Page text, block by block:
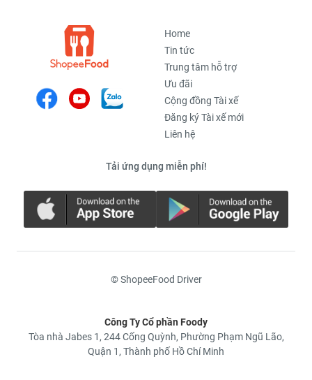
Home
Tin tức
Trung tâm hỗ trợ
Ưu đãi
Cộng đồng Tài xế
Đăng ký Tài xế mới
Liên hệ
Tải ứng dụng miễn phí!
© ShopeeFood Driver
Công Ty Cổ phần Foody
Tòa nhà Jabes 1, 244 Cống Quỳnh, Phường Phạm Ngũ Lão,
Quận 1, Thành phố Hồ Chí Minh